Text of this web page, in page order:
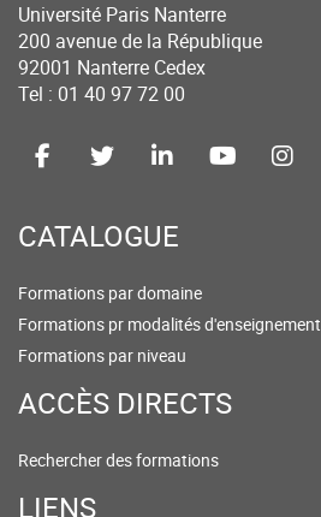
Université Paris Nanterre
200 avenue de la République
92001 Nanterre Cedex
Tel : 01 40 97 72 00
CATALOGUE
Formations par domaine
Formations pr modalités d'enseignement
Formations par niveau
ACCÈS DIRECTS
Rechercher des formations
LIENS